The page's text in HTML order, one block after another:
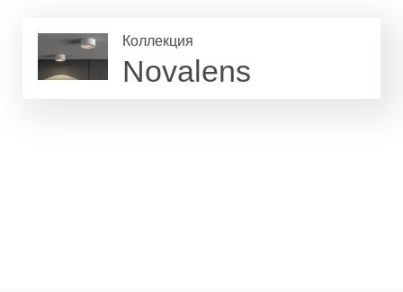
Коллекция
Novalens